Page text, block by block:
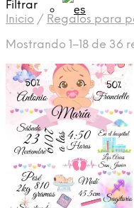
Filtrar
Inicio / Regalos para
Mostrando 1–18 de 36